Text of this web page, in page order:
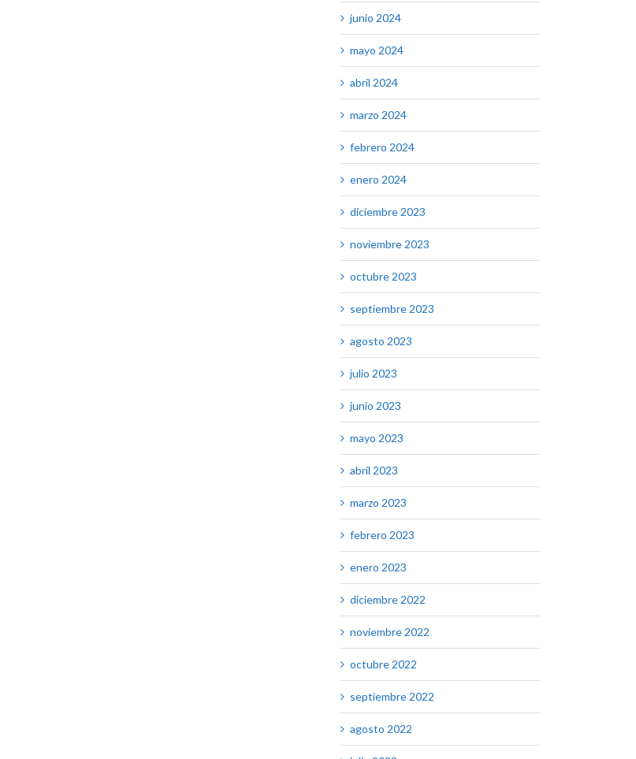
junio 2024
mayo 2024
abril 2024
marzo 2024
febrero 2024
enero 2024
diciembre 2023
noviembre 2023
octubre 2023
septiembre 2023
agosto 2023
julio 2023
junio 2023
mayo 2023
abril 2023
marzo 2023
febrero 2023
enero 2023
diciembre 2022
noviembre 2022
octubre 2022
septiembre 2022
agosto 2022